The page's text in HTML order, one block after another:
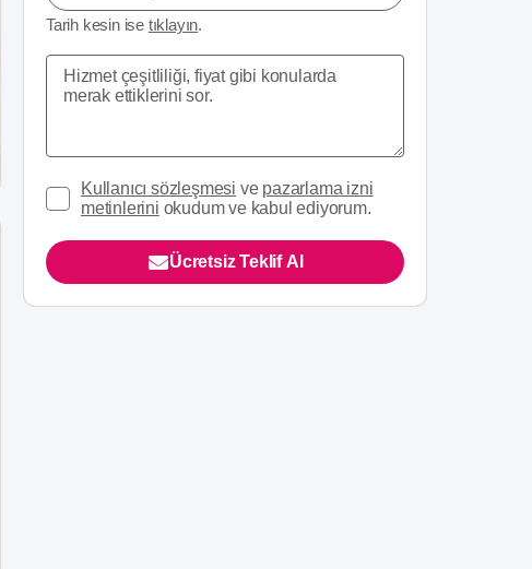
Tarih kesin ise tıklayın.
Kullanıcı sözleşmesi ve pazarlama izni
metinlerini okudum ve kabul ediyorum.
Ücretsiz Teklif Al